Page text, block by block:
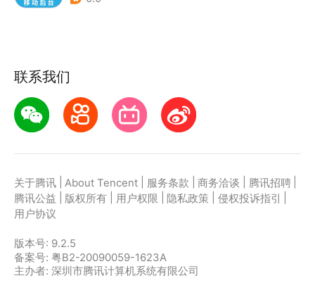
联系我们
关于腾讯 About Tencent 服务条款 商务洽谈 腾讯招聘
腾讯公益
版权所有 用户权限 隐私政策 侵权投诉指引
用户协议
版本号: 9.2.5
备案号: 粤B2-20090059-1623A
主办者: 深圳市腾讯计算机系统有限公司